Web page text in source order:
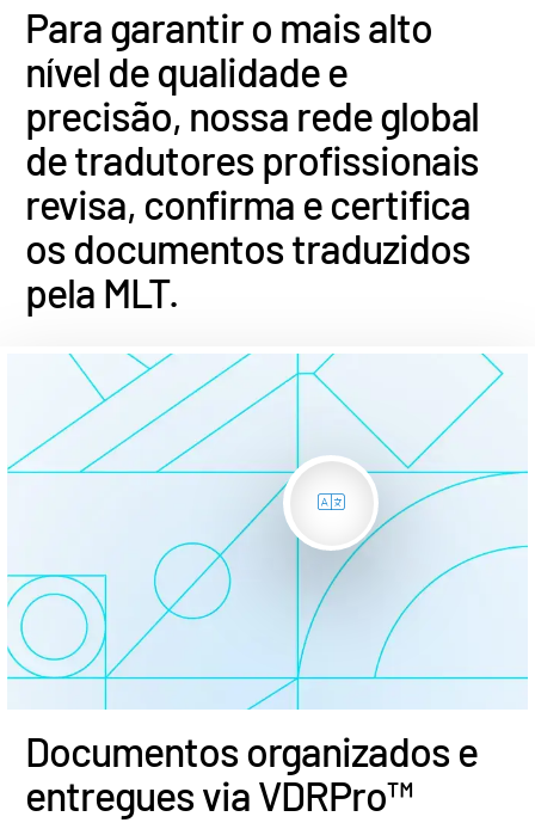
Para garantir o mais alto
nível de qualidade e
precisão, nossa rede global
de tradutores profissionais
revisa, confirma e certifica
os documentos traduzidos
pela MLT.
Documentos organizados e
entregues via VDRPro™